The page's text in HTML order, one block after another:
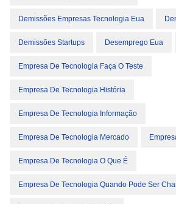
Demissões Empresas Tecnologia Eua
Demissões Startups Desemprego Eua
Empresa De Tecnologia Faça O Teste
Empresa De Tecnologia História
Empresa De Tecnologia Informação
Empresa De Tecnologia Mercado
Empresa De Tecnologia O Que É
Empresa De Tecnologia Quando Pode Ser